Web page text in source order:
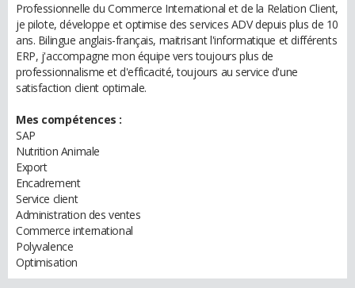
Professionnelle du Commerce International et de la Relation Client,
je pilote, développe et optimise des services ADV depuis plus de 10
ans. Bilingue anglais-français, maitrisant l'informatique et différents
ERP, j'accompagne mon équipe vers toujours plus de
professionnalisme et d'efficacité, toujours au service d'une
satisfaction client optimale.
Mes compétences :
SAP
Nutrition Animale
Export
Encadrement
Service client
Administration des ventes
Commerce international
Polyvalence
Optimisation